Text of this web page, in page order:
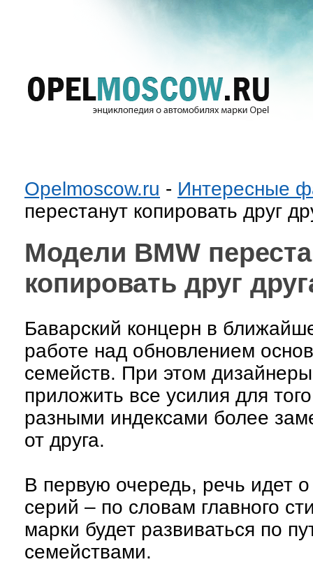
Opelmoscow.ru - Интересные
перестанут копировать друг
Модели BMW
копировать друг
Баварский концерн в
работе над обновлением
семейств. При этом
приложить все усилия для
разными индексами более
от друга.
В первую очередь, речь идет
серий – по словам главного
марки будет развиваться по
семействами.